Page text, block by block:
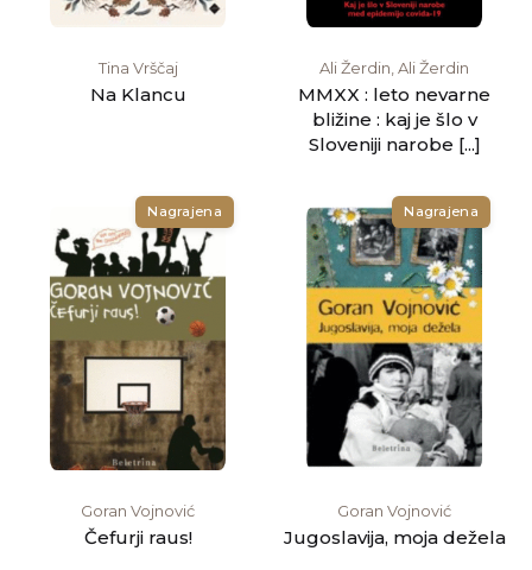
Tina Vrščaj
Na Klancu
Ali Žerdin, Ali Žerdin
MMXX : leto nevarne
bližine : kaj je šlo v
Sloveniji narobe [...]
Nagrajena
Goran Vojnović
Čefurji raus!
Nagrajena
Goran Vojnović
Jugoslavija, moja dežela